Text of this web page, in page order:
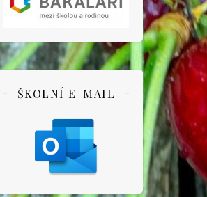
ŠKOLNÍ E-MAIL